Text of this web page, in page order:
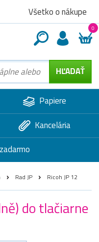
Všetko o nákupe
0
Papiere
Kancelária
Rad JP Ricoh JP 12
do tlačiarne